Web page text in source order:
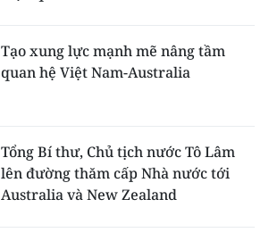
Tạo xung lực mạnh mẽ nâng tầm
quan hệ Việt Nam-Australia
Tổng Bí thư, Chủ tịch nước Tô Lâm
lên đường thăm cấp Nhà nước tới
Australia và New Zealand